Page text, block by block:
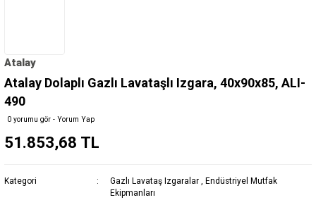
Atalay
Atalay Dolaplı Gazlı Lavataşlı Izgara, 40x90x85, ALI-
490
0 yorumu gör - Yorum Yap
51.853,68 TL
Kategori Gazlı Lavataş Izgaralar
Endüstriyel Mutfak
Ekipmanları